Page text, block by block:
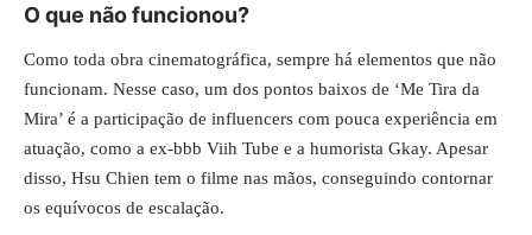
O que não funcionou?
Como toda obra cinematográfica, sempre há elementos que não
funcionam. Nesse caso, um dos pontos baixos de ‘Me Tira da
Mira’ é a participação de influencers com pouca experiência em
atuação, como a ex-bbb Viih Tube e a humorista Gkay. Apesar
disso, Hsu Chien tem o filme nas mãos, conseguindo contornar
os equívocos de escalação.